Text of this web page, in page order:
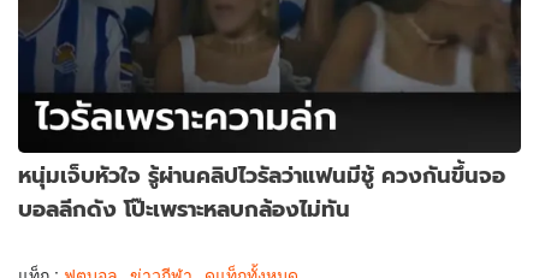
หนุ่มเจ็บหัวใจ รู้ผ่านคลิปไวรัลว่าแฟนมีชู้ ควงกันขึ้นจอ
บอลลีกดัง โป๊ะเพราะหลบกล้องไม่ทัน